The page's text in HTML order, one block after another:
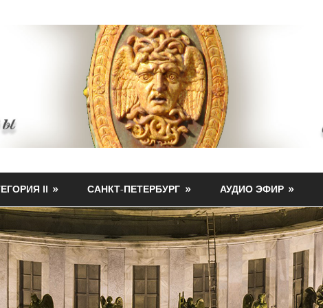
II САНКТ-ПЕТЕРБУРГ АУДИО ЭФИР